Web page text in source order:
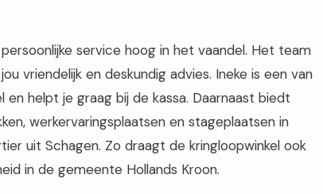
service hoog in het vaandel. Het team
vriendelijk en deskundig advies. Ineke is een van
helpt je graag bij de kassa. Daarnaast biedt
werkervaringsplaatsen en stageplaatsen in
uit Schagen. Zo draagt de kringloopwinkel ook
in de gemeente Hollands Kroon.